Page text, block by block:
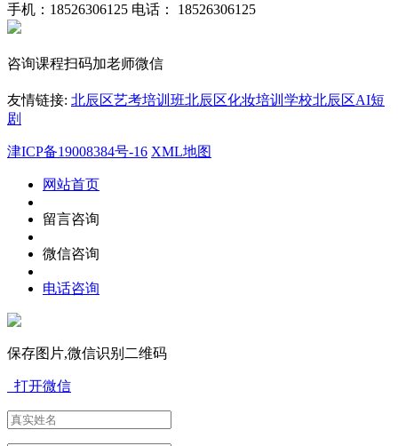
手机：18526306125 电话： 18526306125
咨询课程扫码加老师微信
友情链接: 北辰区艺考培训班北辰区化妆培训学校北辰区AI短
剧
津ICP备19008384号-16 XML地图
网站首页
留言咨询
微信咨询
电话咨询
保存图片,微信识别二维码
打开微信